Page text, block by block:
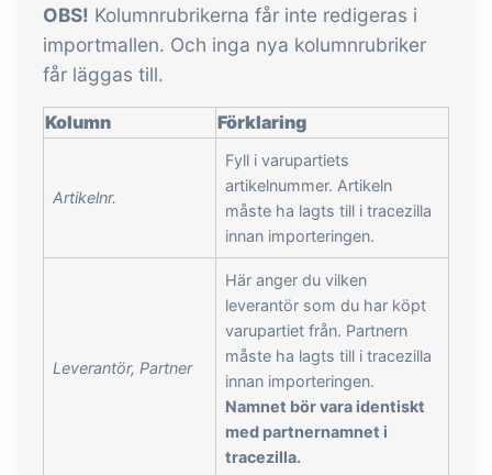
tracezilla och externa system och
enheter.
OBS! Kolumnrubrikerna får inte redigeras i
importmallen. Och inga nya kolumnrubriker
får läggas till.
Kolumn Förklaring
Artikelnr.
Fyll i varupartiets
artikelnummer. Artikeln
måste ha lagts till i tracezilla
innan importeringen.
Leverantör, Partner
Här anger du vilken
leverantör som du har köpt
varupartiet från. Partnern
måste ha lagts till i tracezilla
innan importeringen.
Namnet bör vara identiskt
med partnernamnet i
tracezilla.